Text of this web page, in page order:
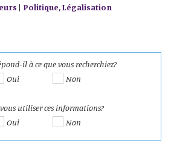
| Politique,Légalisation
il à ce que vous recherchiez?
Oui
Non
vous utiliser ces informations?
Oui
Non